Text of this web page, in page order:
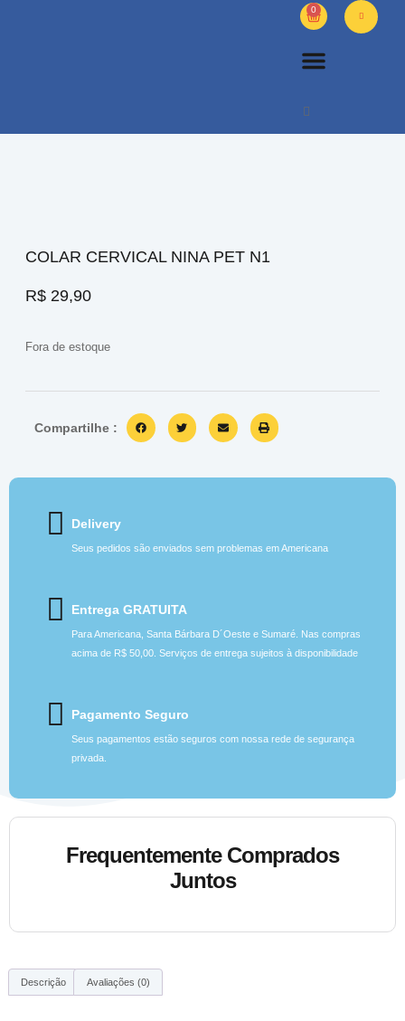
0
COLAR CERVICAL NINA PET N1
R$ 29,90
Fora de estoque
Compartilhe :
Delivery
Seus pedidos são enviados sem problemas em Americana
Entrega GRATUITA
Para Americana, Santa Bárbara D´Oeste e Sumaré. Nas compras
acima de R$ 50,00. Serviços de entrega sujeitos à disponibilidade
Pagamento Seguro
Seus pagamentos estão seguros com nossa rede de segurança
privada.
Frequentemente Comprados
Juntos
Descrição Avaliações (0)